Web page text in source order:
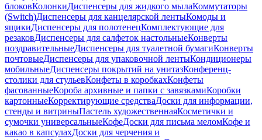
блоковКолонкиДиспенсеры для жидкого мылаКоммутаторы
(Switch)Диспенсеры для канцелярской лентыКомоды и
ящикиДиспенсеры для полотенецКомплектующие для
резаковДиспенсеры для салфеток настольныеКонверты
поздравительныеДиспенсеры для туалетной бумагиКонверты
почтовыеДиспенсеры для упаковочной лентыКондиционеры
мобильныеДиспенсеры покрытий на унитазКонференц-
столики для стульевКонфеты в коробкахКонфеты
фасованныеКороба архивные и папки с завязкамиКоробки
картонныеКорректирующие средстваДоски для информации,
стенды и витриныПастель художественнаяКосметички и
сумочки универсальныеКофеДоски для письма меломКофе и
какао в капсулахДоски для черчения и